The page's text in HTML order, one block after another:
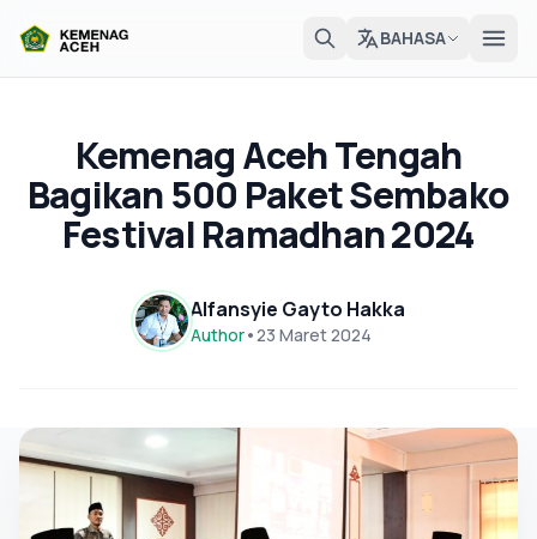
BAHASA
Kemenag Aceh Tengah
Bagikan 500 Paket Sembako
Festival Ramadhan 2024
Alfansyie Gayto Hakka
Author•23 Maret 2024